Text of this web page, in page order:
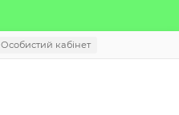
Особистий кабінет